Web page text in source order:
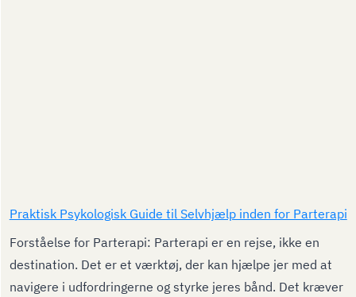
Praktisk Psykologisk Guide til Selvhjælp inden for Parterapi
Forståelse for Parterapi: Parterapi er en rejse, ikke en
destination. Det er et værktøj, der kan hjælpe jer med at
navigere i udfordringerne og styrke jeres bånd. Det kræver